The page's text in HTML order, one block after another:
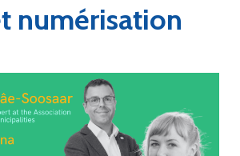
numérisation